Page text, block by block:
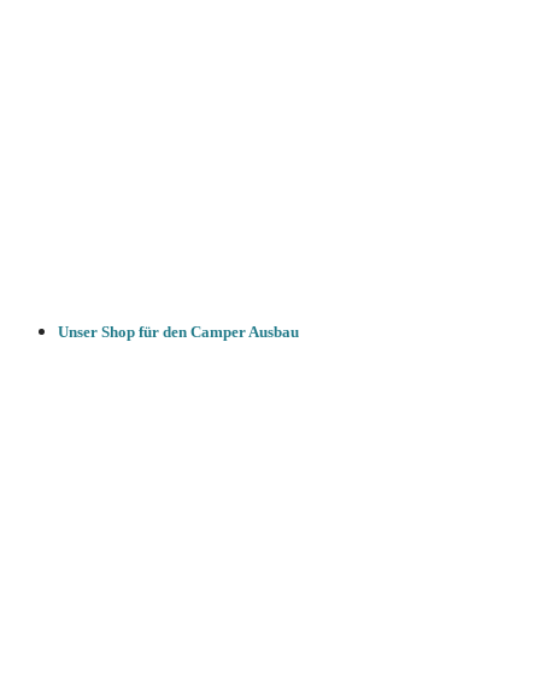
Unser Shop für den Camper Ausbau